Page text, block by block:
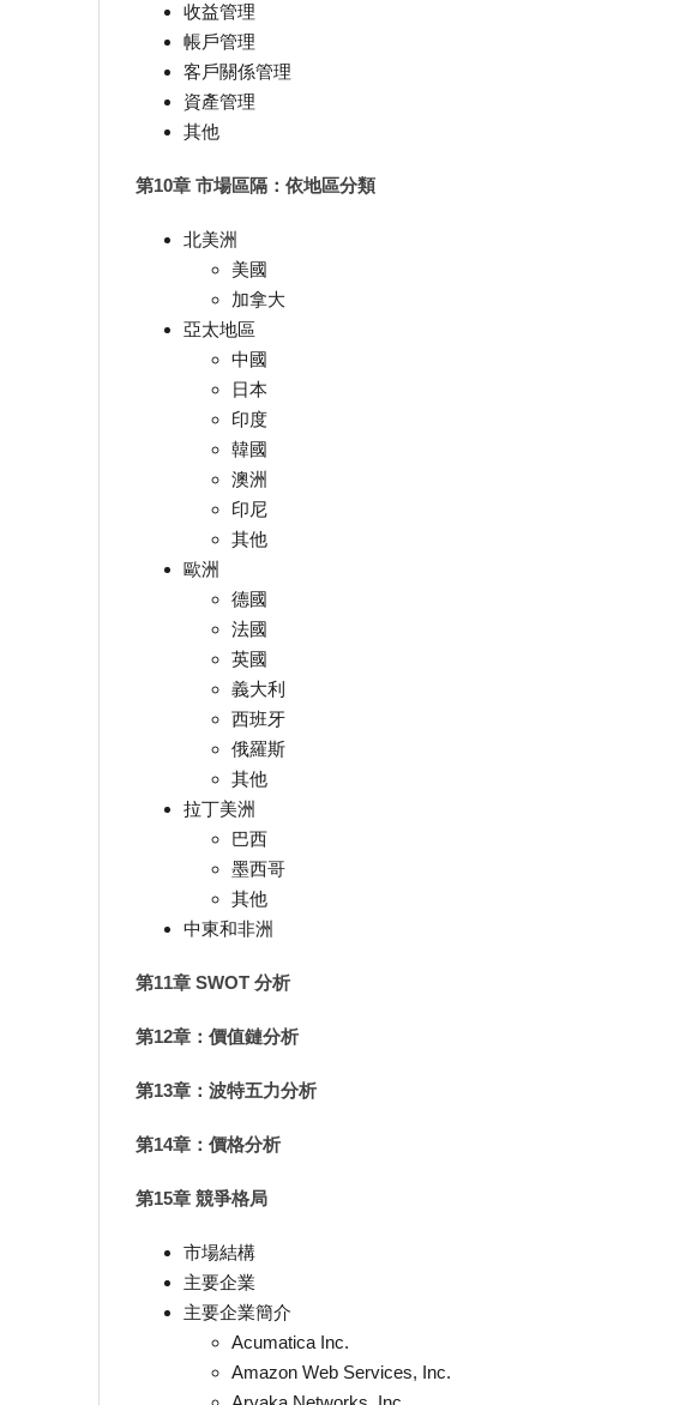
收益管理
帳戶管理
客戶關係管理
資產管理
其他
第10章 市場區隔：依地區分類
北美洲
美國
加拿大
亞太地區
中國
日本
印度
韓國
澳洲
印尼
其他
歐洲
德國
法國
英國
義大利
西班牙
俄羅斯
其他
拉丁美洲
巴西
墨西哥
其他
中東和非洲
第11章 SWOT 分析
第12章：價值鏈分析
第13章：波特五力分析
第14章：價格分析
第15章 競爭格局
市場結構
主要企業
主要企業簡介
Acumatica Inc.
Amazon Web Services, Inc.